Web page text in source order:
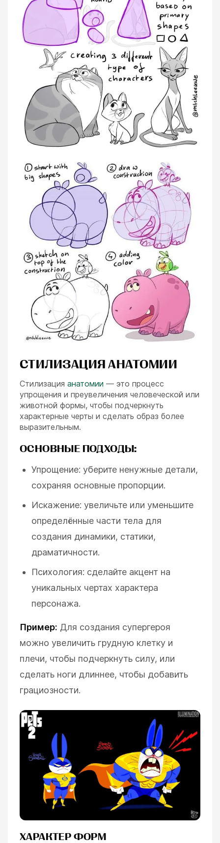
СТИЛИЗАЦИЯ АНАТОМИИ
Стилизация анатомии — это процесс
упрощения и преувеличения человеческой или
животной формы, чтобы подчеркнуть
характерные черты и сделать образ более
выразительным.
ОСНОВНЫЕ ПОДХОДЫ:
Упрощение: уберите ненужные детали,
сохраняя основные пропорции.
Искажение: увеличьте или уменьшите
определённые части тела для
создания динамики, статики,
драматичности.
Психология: сделайте акцент на
уникальных чертах характера
персонажа.
Пример: Для создания супергероя
можно увеличить грудную клетку и
плечи, чтобы подчеркнуть силу, или
сделать ноги длиннее, чтобы добавить
грациозности.
ХАРАКТЕР ФОРМ